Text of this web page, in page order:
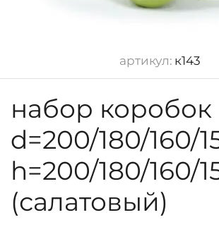
артикул: к143
набор коробок
d=200/180/160/
h=200/180/160/
(салатовый)